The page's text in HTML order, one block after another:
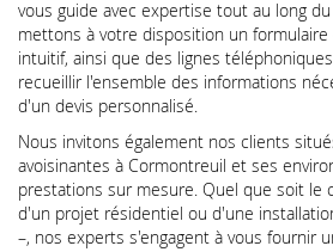
vous guide avec expertise tout au long
mettons à votre disposition un
intuitif, ainsi que des lignes
recueillir l'ensemble des informations
d'un devis personnalisé.
Nous invitons également nos clients
avoisinantes à Cormontreuil et ses
prestations sur mesure. Quel que soit le
d'un projet résidentiel ou d'une
–, nos experts s'engagent à vous fournir